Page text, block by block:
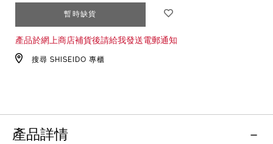
TO
CART
OPTIONS
PRODUCT
ACTIONS
暫時缺貨
產品於網上商店補貨後請給我發送電郵通知
搜尋 SHISEIDO 專櫃
產品詳情